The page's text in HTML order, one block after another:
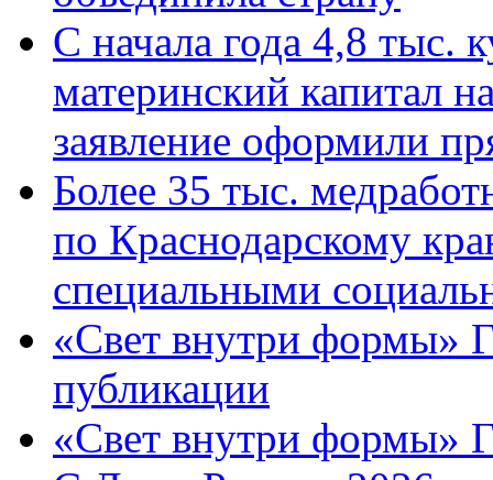
С начала года 4,8 тыс.
материнский капитал
заявление оформили
Более 35 тыс.
по Краснодарскому
специальными
«Свет внутри формы»
публикации
«Свет внутри формы»